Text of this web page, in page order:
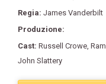
Regia: James Vanderbilt
Produzione:
Cast: Russell Crowe,
John Slattery